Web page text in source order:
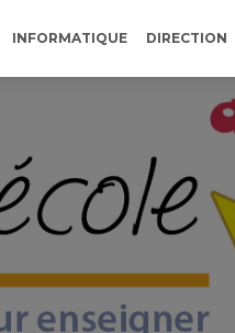
INFORMATIQUE DIRECTION